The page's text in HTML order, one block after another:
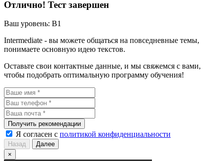
Отлично! Тест завершен
Ваш уровень: B1
Intermediate - вы можете общаться на повседневные темы,
понимаете основную идею текстов.
Оставьте свои контактные данные, и мы свяжемся с вами,
чтобы подобрать оптимальную программу обучения!
Получить рекомендации
Я согласен с политикой конфиденциальности
Назад
Далее
×